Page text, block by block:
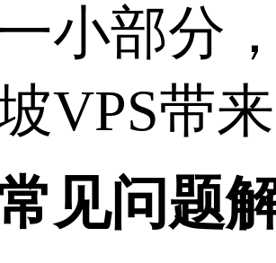
小部分
VPS带
问题